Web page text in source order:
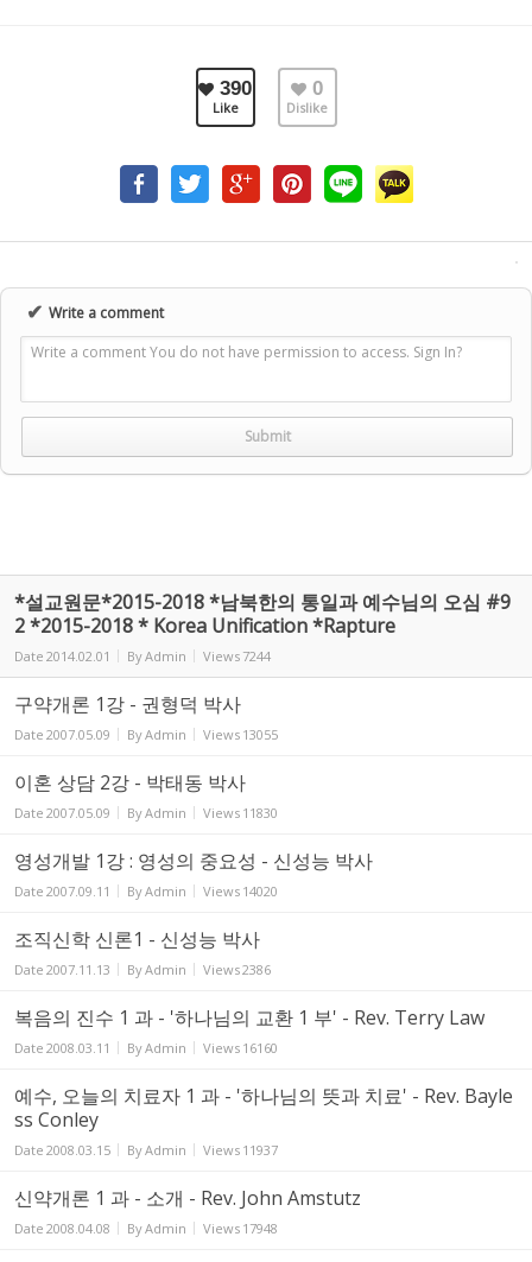
390
Like
0
Dislike
✔ Write a comment
Write a comment You do not have permission to access. Sign In?
*설교원문*2015-2018 *남북한의 통일과 예수님의 오심 #9
2 *2015-2018 * Korea Unification *Rapture
Date 2014.02.01 ByAdmin Views 7244
구약개론 1강 - 권형덕 박사
Date 2007.05.09 ByAdmin Views 13055
이혼 상담 2강 - 박태동 박사
Date 2007.05.09 ByAdmin Views 11830
영성개발 1강 : 영성의 중요성 - 신성능 박사
Date 2007.09.11 ByAdmin Views 14020
조직신학 신론1 - 신성능 박사
Date 2007.11.13 ByAdmin Views2386
복음의 진수 1 과 - '하나님의 교환 1 부' - Rev. Terry Law
Date 2008.03.11 ByAdmin Views 16160
예수, 오늘의 치료자 1 과 - '하나님의 뜻과 치료' - Rev. Bayle
ss Conley
Date 2008.03.15 ByAdmin Views 11937
신약개론 1 과 - 소개 - Rev. John Amstutz
Date 2008.04.08 ByAdmin Views 17948